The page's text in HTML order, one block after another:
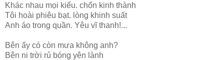
Khác nhau mọi kiểu. chốn kinh thành
Tôi hoài phiêu bạt. lòng khinh suất
Anh áo trong quần. Yêu vĩ thanh!...
Bên ấy có còn mưa không anh?
Bên ni trời rủ bóng yên lành